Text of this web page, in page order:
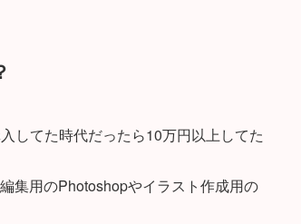
してた時代だったら10万円以上してた
集用のPhotoshopやイラスト作成用の